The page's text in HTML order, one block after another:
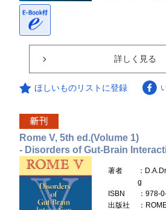
詳しく見る
ほしいものリストに登録
Rome V, 5th ed.(Volume 1)
- Disorders of Gut-Brain
著者
：
g
ISBN
：978-
出版社
：